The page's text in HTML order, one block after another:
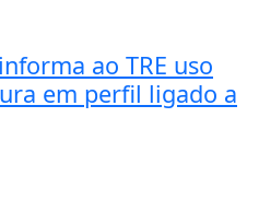
ao TRE uso
em perfil ligado a